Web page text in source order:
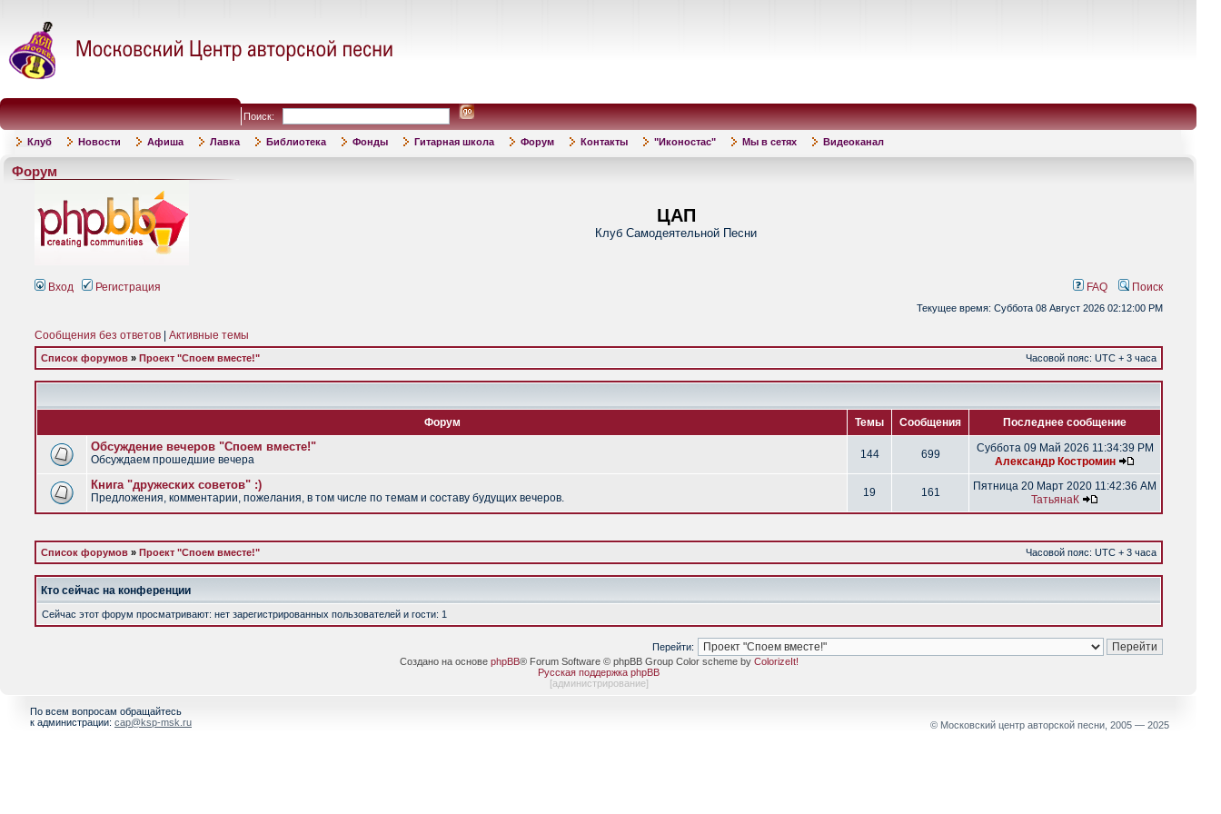
Поиск:
Клуб Новости Афиша Лавка Библиотека Фонды Гитарная школа Форум Контакты "Иконостас" Мы в сетях Видеоканал
Форум
ЦАП
Клуб Самодеятельной Песни
Вход Регистрация FAQ Поиск
Текущее время: Суббота 08 Август 2026 02:12:00 PM
Сообщения без ответов Активные темы
Список форумов » Проект "Споем вместе!" Часовой пояс: UTC + 3 часа
Форум Темы Сообщения Последнее сообщение
Обсуждение вечеров "Споем вместе!"
Обсуждаем прошедшие вечера 144 699
Суббота 09 Май 2026 11:34:39 PM
Александр Костромин
Книга "дружеских советов" :)
Предложения, комментарии, пожелания, в том числе по темам и составу будущих вечеров. 19 161
Пятница 20 Март 2020 11:42:36 AM
ТатьянаК
Список форумов » Проект "Споем вместе!" Часовой пояс: UTC + 3 часа
Кто сейчас на конференции
Сейчас этот форум просматривают: нет зарегистрированных пользователей и гости: 1
Перейти:
Создано на основе phpBB® Forum Software © phpBB Group Color scheme by ColorizeIt!
Русская поддержка phpBB
[администрирование]
По всем вопросам обращайтесь
к администрации: cap@ksp-msk.ru © Московский центр авторской песни, 2005 — 2025